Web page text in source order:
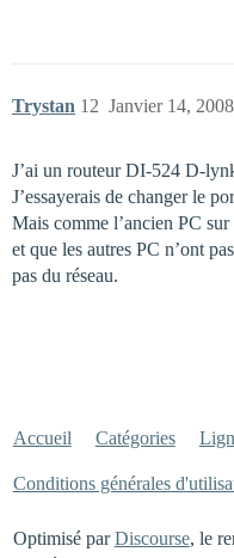
Trystan Janvier 14,
12
J’ai un routeur DI-524 D-
J’essayerais de changer le
Mais comme l’ancien PC
et que les autres PC n’ont
pas du réseau.
Accueil Catégories
Conditions générales
Optimisé parDiscourse, le